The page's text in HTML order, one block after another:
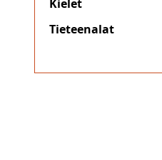
Kielet
Tieteenalat